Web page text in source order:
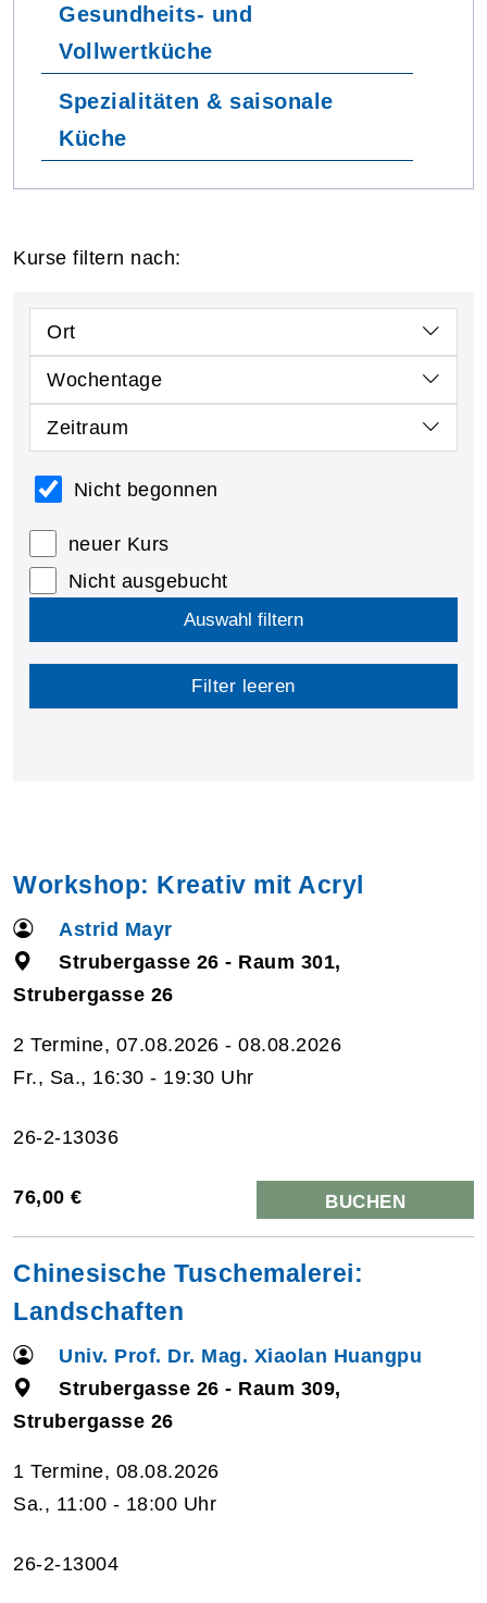
Gesundheits- und
Vollwertküche
Spezialitäten & saisonale
Küche
Kurse filtern nach:
Ort
Wochentage
Zeitraum
Nicht begonnen
neuer Kurs
Nicht ausgebucht
Auswahl filtern
Filter leeren
Workshop: Kreativ mit Acryl
Astrid Mayr
Strubergasse 26 - Raum 301,
Strubergasse 26
2 Termine, 07.08.2026 - 08.08.2026
Fr., Sa., 16:30 - 19:30 Uhr
26-2-13036
76,00 € BUCHEN
Chinesische Tuschemalerei:
Landschaften
Univ. Prof. Dr. Mag. Xiaolan Huangpu
Strubergasse 26 - Raum 309,
Strubergasse 26
1 Termine, 08.08.2026
Sa., 11:00 - 18:00 Uhr
26-2-13004